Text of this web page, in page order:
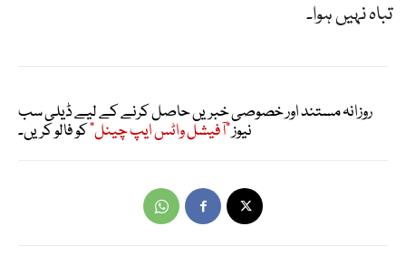
تباہ نہیں ہوا۔
روزانہ مستند اور خصوصی خبریں حاصل کرنے کے لیے ڈیلی سب
نیوز"آفیشل واٹس ایپ چینل"کو فالو کریں۔